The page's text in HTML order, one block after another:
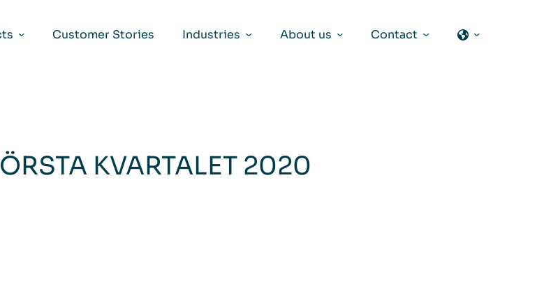
Customer Stories Industries About us Contact
KVARTALET 2020